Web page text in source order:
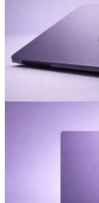
О компании
Написать директору
Портфолио